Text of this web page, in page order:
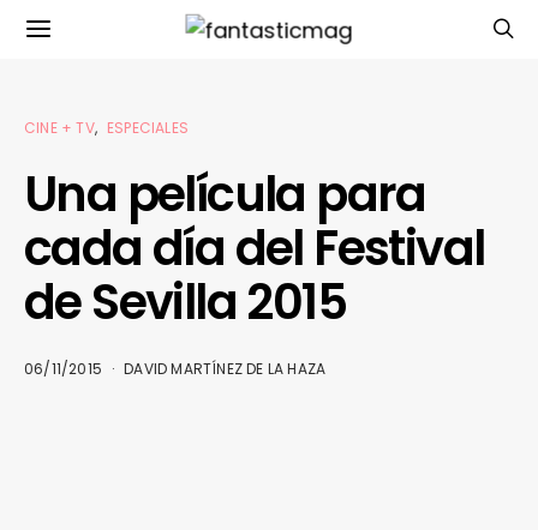
CINE + TV ESPECIALES
Una película para
cada día del Festival
de Sevilla 2015
06/11/2015 DAVID MARTÍNEZ DE LA HAZA